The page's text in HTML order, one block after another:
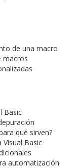
de una macro
macros
Basic
qué sirven?
Basic
automatización